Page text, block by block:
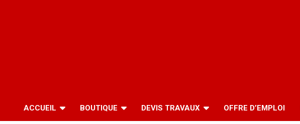
ACCUEIL BOUTIQUE DEVIS TRAVAUX OFFRE D’EMPLOI